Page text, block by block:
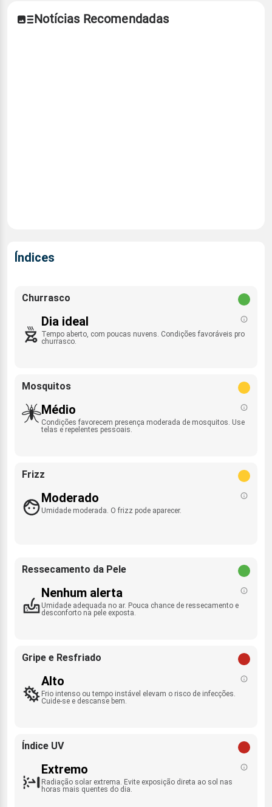
Notícias Recomendadas
Índices
Churrasco
Dia ideal
Tempo aberto, com poucas nuvens. Condições favoráveis pro
churrasco.
Mosquitos
Médio
Condições favorecem presença moderada de mosquitos. Use
telas e repelentes pessoais.
Frizz
Moderado
Umidade moderada. O frizz pode aparecer.
Ressecamento da Pele
Nenhum alerta
Umidade adequada no ar. Pouca chance de ressecamento e
desconforto na pele exposta.
Gripe e Resfriado
Alto
Frio intenso ou tempo instável elevam o risco de infecções.
Cuide-se e descanse bem.
Índice UV
Extremo
Radiação solar extrema. Evite exposição direta ao sol nas
horas mais quentes do dia.